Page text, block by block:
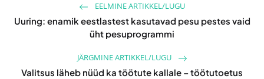
EELMINE ARTIKKEL/LUGU
Uuring: enamik eestlastest kasutavad pesu pestes vaid
üht pesuprogrammi
JÄRGMINE ARTIKKEL/LUGU
Valitsus läheb nüüd ka töötute kallale – töötutoetus